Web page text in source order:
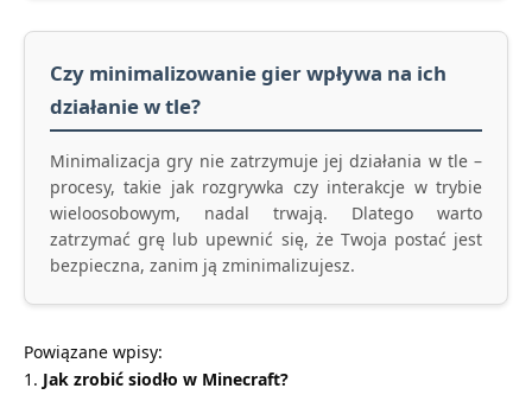
Czy minimalizowanie gier wpływa na ich
działanie w tle?
Minimalizacja gry nie zatrzymuje jej działania w tle –
procesy, takie jak rozgrywka czy interakcje w trybie
wieloosobowym, nadal trwają. Dlatego warto
zatrzymać grę lub upewnić się, że Twoja postać jest
bezpieczna, zanim ją zminimalizujesz.
Powiązane wpisy:
Jak zrobić siodło w Minecraft?